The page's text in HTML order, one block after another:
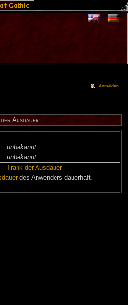
Ausdauer
unbekannt
unbekannt
Trank der Ausdauer
des Anwenders dauerhaft.
Anmelden